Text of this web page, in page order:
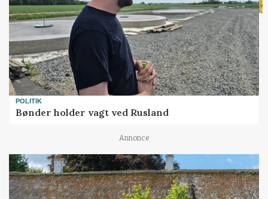
POLITIK
Bønder holder vagt ved Rusland
Annonce